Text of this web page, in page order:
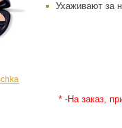
Ухаживают за
* -На заказ,